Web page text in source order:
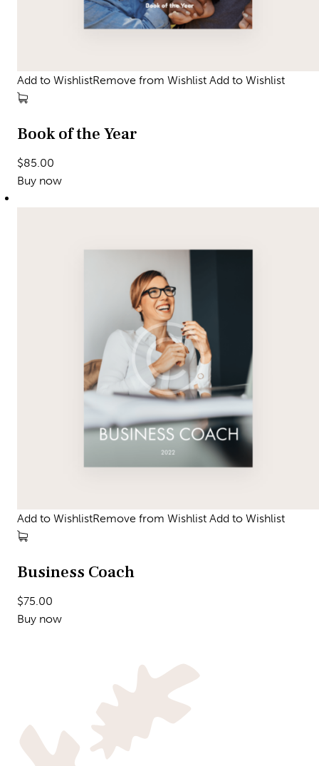
Add to WishlistRemove from Wishlist Add to Wishlist
Book of the Year
$85.00
Buy now
Add to WishlistRemove from Wishlist Add to Wishlist
Business Coach
$75.00
Buy now